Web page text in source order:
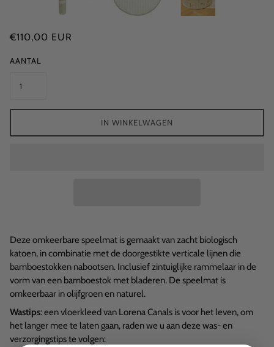
€110,00 EUR
AANTAL
IN WINKELWAGEN
Deze omkeerbare speelmat is gemaakt van zacht biologisch
katoen, in combinatie met de doorgestikte verticale lijnen die
bamboestokken nabootsen. Inclusief zintuiglijke rammelaar in de
vorm van een bamboestok met bladeren. De speelmat is
omkeerbaar in olijfgroen en naturel.
Wastips: een vloerkleed van Lorena Canals is voor het leven, om
het langer mee te laten gaan, raden we u aan deze was- en
verzorgingstips te volgen: